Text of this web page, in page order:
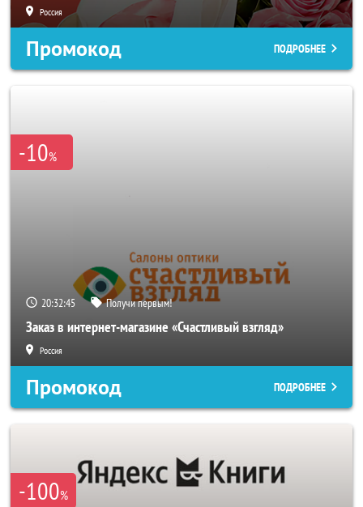
Россия
Промокод ПОДРОБНЕЕ
-10%
20:32:43 Получи первым!
Заказ в интернет-магазине «Счастливый взгляд»
Россия
Промокод ПОДРОБНЕЕ
-100%